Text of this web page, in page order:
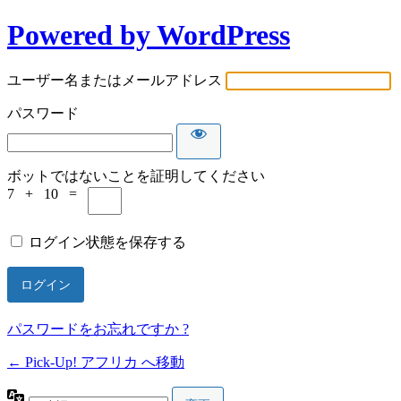
ロ
グ
イ
ン
Powered by WordPress
ユーザー名またはメールアドレス
パスワード
ボットではないことを証明してください
7 + 10 =
ログイン状態を保存する
パスワードをお忘れですか ?
← Pick-Up! アフリカ へ移動
言